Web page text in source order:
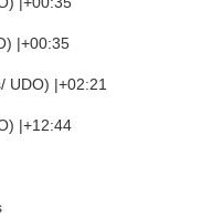
|+00:35
UDO) |+02:21
|+12:44